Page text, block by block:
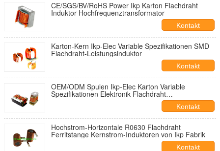
CE/SGS/BV/RoHS Power Ikp Karton Flachdraht
Induktor Hochfrequenztransformator
Kontakt
Karton-Kern Ikp-Elec Variable Spezifikationen SMD
Flachdraht-Leistungsinduktor
Kontakt
OEM/ODM Spulen Ikp-Elec Karton Variable
Spezifikationen Elektronik Flachdraht
Kontakt
Hochstrom-Horizontale R0630 Flachdraht
Ferritstange Kernstrom-Induktoren von Ikp Fabrik
Kontakt